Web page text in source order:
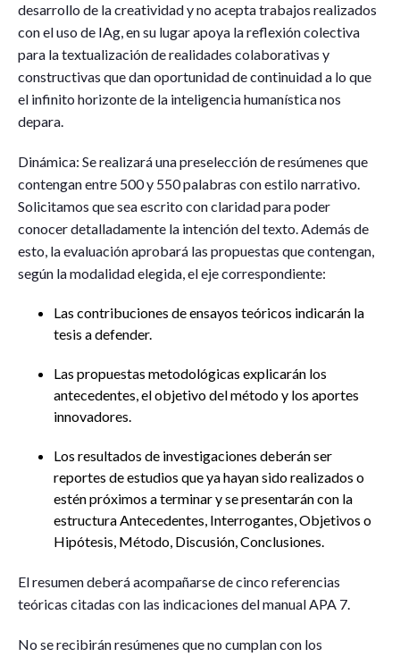
desarrollo de la creatividad y no acepta trabajos realizados
con el uso de IAg, en su lugar apoya la reflexión colectiva
para la textualización de realidades colaborativas y
constructivas que dan oportunidad de continuidad a lo que
el infinito horizonte de la inteligencia humanística nos
depara.
Dinámica: Se realizará una preselección de resúmenes que
contengan entre 500 y 550 palabras con estilo narrativo.
Solicitamos que sea escrito con claridad para poder
conocer detalladamente la intención del texto. Además de
esto, la evaluación aprobará las propuestas que contengan,
según la modalidad elegida, el eje correspondiente:
Las contribuciones de ensayos teóricos indicarán la
tesis a defender.
Las propuestas metodológicas explicarán los
antecedentes, el objetivo del método y los aportes
innovadores.
Los resultados de investigaciones deberán ser
reportes de estudios que ya hayan sido realizados o
estén próximos a terminar y se presentarán con la
estructura Antecedentes, Interrogantes, Objetivos o
Hipótesis, Método, Discusión, Conclusiones.
El resumen deberá acompañarse de cinco referencias
teóricas citadas con las indicaciones del manual APA 7.
No se recibirán resúmenes que no cumplan con los